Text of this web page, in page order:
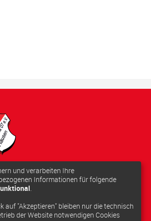
10, 63179
berechnen
und verarbeiten Ihre
Informationen für folgende
.
auf "Akzeptieren" bleiben nur die technisch
der Website notwendigen Cookies